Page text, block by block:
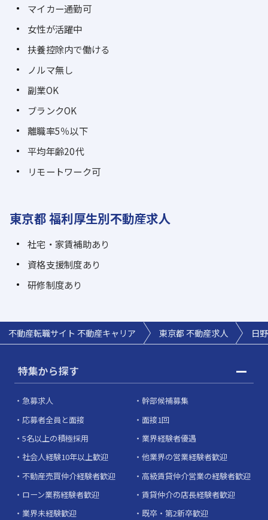
マイカー通勤可
女性が活躍中
扶養控除内で働ける
ノルマ無し
副業OK
ブランクOK
離職率5％以下
平均年齢20代
リモートワーク可
東京都 福利厚生別不動産求人
社宅・家賃補助あり
資格支援制度あり
研修制度あり
不動産転職サイト 不動産キャリア 東京都 不動産求人 日
特集から探す
急募求人
幹部候補募集
応募者全員と面接
面接1回
5名以上の積極採用
業界経験者優遇
社会人経験10年以上歓迎
他業界の営業経験者歓迎
不動産売買仲介経験者歓迎
高級賃貸仲介営業の経験者歓迎
ローン業務経験者歓迎
賃貸仲介の店長経験者歓迎
業界未経験歓迎
既卒・第2新卒歓迎